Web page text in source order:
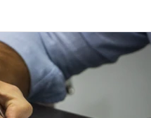
Guaratinguetá